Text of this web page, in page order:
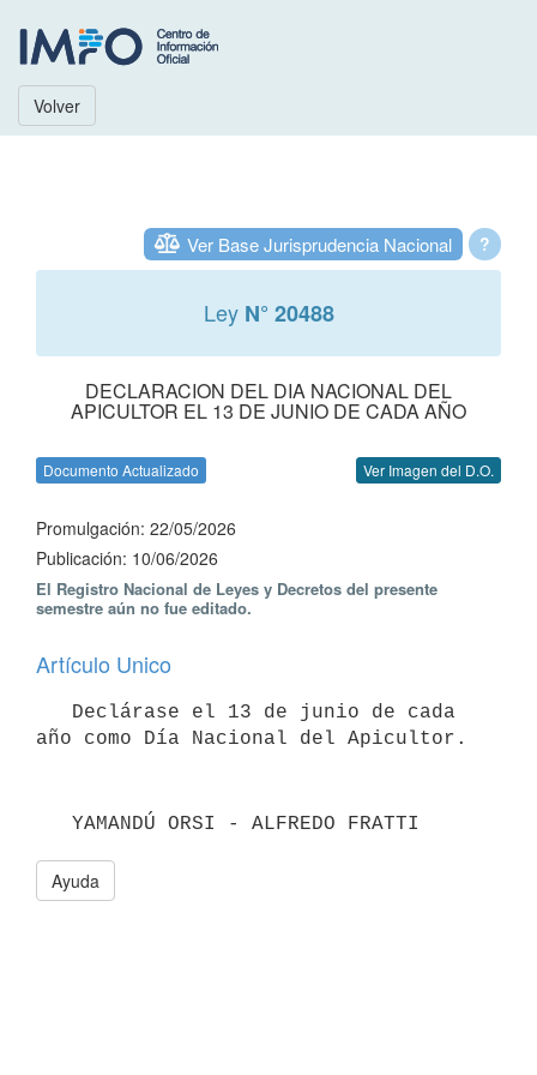
Volver
?
Ver Base Jurisprudencia Nacional
Ley N° 20488
DECLARACION DEL DIA NACIONAL DEL
APICULTOR EL 13 DE JUNIO DE CADA AÑO
Documento Actualizado Ver Imagen del D.O.
Promulgación: 22/05/2026
Publicación: 10/06/2026
El Registro Nacional de Leyes y Decretos del presente
semestre aún no fue editado.
Artículo Unico
año como Día Nacional del Apicultor.
   YAMANDÚ ORSI - ALFREDO FRATTI
Ayuda